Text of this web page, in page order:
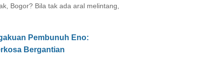
Bogor? Bila tak ada aral melintang,
Pembunuh Eno:
Bergantian